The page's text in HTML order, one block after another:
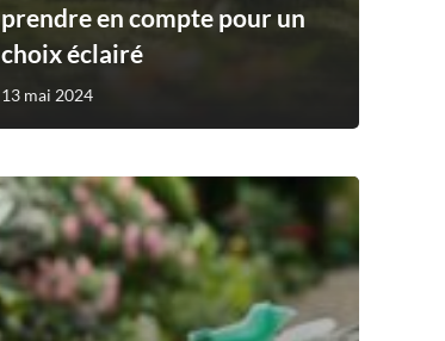
prendre en compte pour un
choix éclairé
13 mai 2024